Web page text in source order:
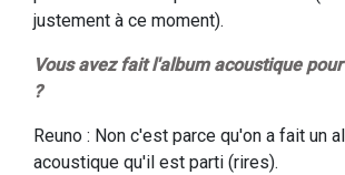
justement à ce moment).
Vous avez fait l'album acoustique
?
Reuno : Non c'est parce qu'on a fait un
acoustique qu'il est parti (rires).